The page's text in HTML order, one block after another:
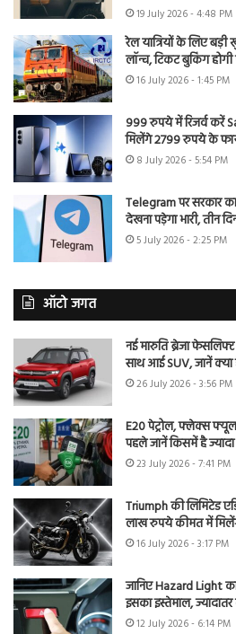
19 July 2026 - 4:48 PM
रेल यात्रियों के लिए
लॉन्च, टिकट बुकिंग
16 July 2026 - 1:45 PM
999 रुपये में रिजर्व करें
मिलेंगे 2799 रुपये के
8 July 2026 - 5:54 PM
Telegram पर सरकार
देखना पड़ेगा भारी, तीन
5 July 2026 - 2:25 PM
ऑटो जगत
नई मारुति ब्रेजा
साथ आई SUV, जानें
26 July 2026 - 3:56 PM
E20 पेट्रोल, फ्लेक्स फ्यूल
पहले जानें किसमें है
23 July 2026 - 7:41 PM
Triumph की लिमिटेड
लाख रुपये कीमत में
16 July 2026 - 3:17 PM
जानिए Hazard Light
इसका इस्तेमाल,
12 July 2026 - 6:14 PM